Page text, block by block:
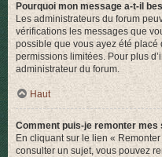
Pourquoi mon message a-t-il
Les administrateurs du forum
vérifications les messages que
possible que vous ayez été placé
permissions limitées. Pour plus
administrateur du forum.
Haut
Comment puis-je remonter mes
En cliquant sur le lien «
consulter un sujet, vous pouvez